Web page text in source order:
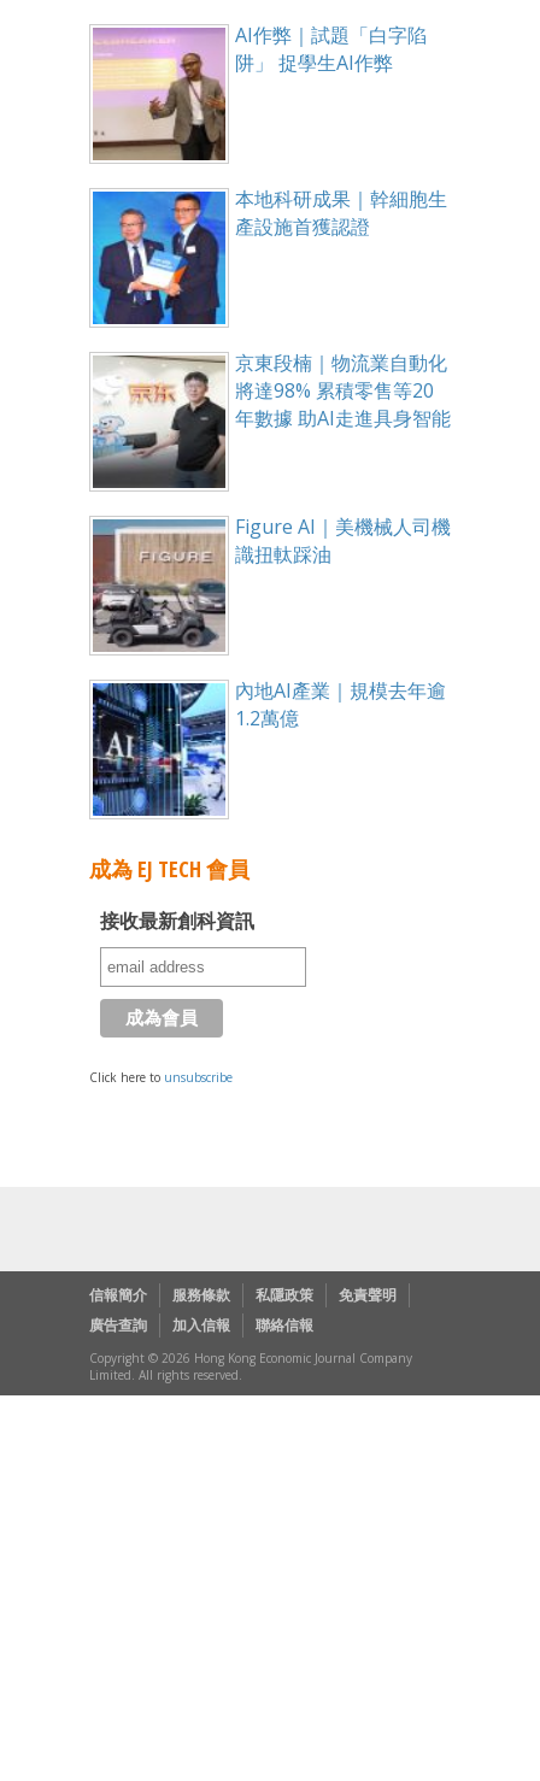
AI作弊｜試題「白字陷
阱」 捉學生AI作弊
本地科研成果｜幹細胞生
產設施首獲認證
京東段楠｜物流業自動化
將達98% 累積零售等20
年數據 助AI走進具身智能
Figure AI｜美機械人司機
識扭軚踩油
內地AI產業｜規模去年逾
1.2萬億
成為 EJ TECH 會員
接收最新創科資訊
Click here to unsubscribe
信報簡介 服務條款 私隱政策
免責聲明
廣告查詢
加入信報 聯絡信報
Copyright © 2026 Hong Kong Economic Journal Company
Limited. All rights reserved.